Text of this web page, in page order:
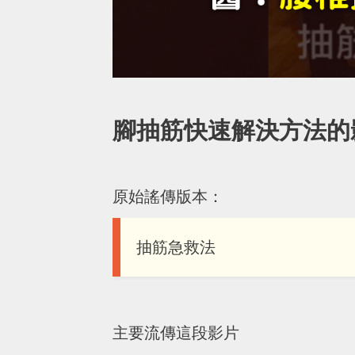
腳抽筋快速解決方法
原始謠傳版本：
抽筋急救法
主要流傳這段影片